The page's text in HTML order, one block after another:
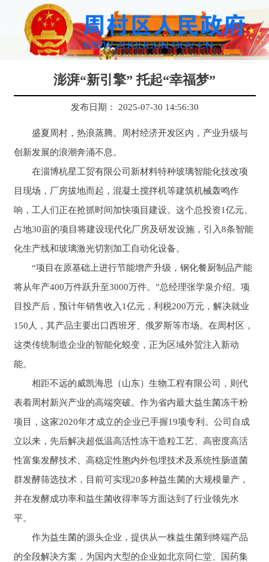
澎湃“新引擎” 托起“幸福梦”
发布日期： 2025-07-30 14:56:30
盛夏周村，热浪蒸腾。周村经济开发区内，产业升级与
创新发展的浪潮奔涌不息。
在淄博杭星工贸有限公司新材料特种玻璃智能化技改项
目现场，厂房拔地而起，混凝土搅拌机等建筑机械轰鸣作
响，工人们正在抢抓时间加快项目建设。这个总投资1亿元、
占地30亩的项目将建设现代化厂房及研发设施，引入8条智能
化生产线和玻璃激光切割加工自动化设备。
“项目在原基础上进行节能增产升级，钢化餐厨制品产能
将从年产400万件跃升至3000万件。”总经理张学泉介绍。项
目投产后，预计年销售收入1亿元，利税200万元，解决就业
150人，其产品主要出口西班牙、俄罗斯等市场。在周村区，
这类传统制造企业的智能化蜕变，正为区域外贸注入新动
能。
相距不远的威凯海思（山东）生物工程有限公司，则代
表着周村新兴产业的高端突破。作为省内最大益生菌冻干粉
项目，这家2020年才成立的企业已手握19项专利。公司自成
立以来，先后解决超低温高活性冻干造粒工艺、高密度高活
性富集发酵技术、高稳定性胞内外包埋技术及系统性肠道菌
群发酵筛选技术，目前可实现20多种益生菌的大规模量产，
并在发酵成功率和益生菌收得率等方面达到了行业领先水
平。
作为益生菌的源头企业，提供从一株益生菌到终端产品
的全段解决方案，为国内大型的企业如北京同仁堂、国药集